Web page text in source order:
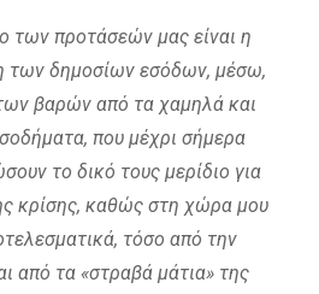
των προτάσεών μας είναι η
των δημοσίων εσόδων, μέσω,
βαρών από τα χαμηλά και
που μέχρι σήμερα
το δικό τους μερίδιο για
κρίσης, καθώς στη χώρα μου
τόσο από την
από τα «στραβά μάτια» της